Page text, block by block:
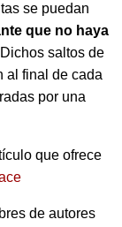
se puedan
que no haya
saltos de
al final de cada
por una
que ofrece
de autores